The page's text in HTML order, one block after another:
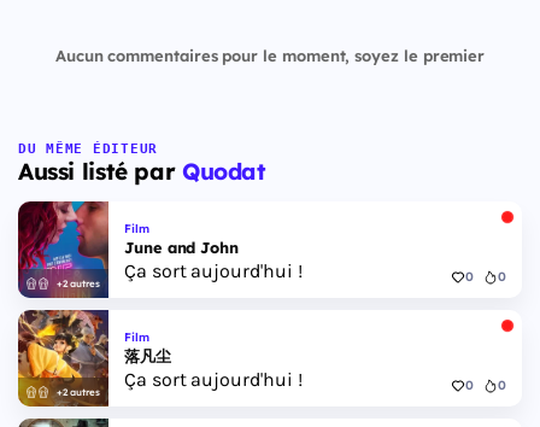
Aucun commentaires pour le moment, soyez le premier
DU MÊME ÉDITEUR
Aussi listé par Quodat
+2 autres
Film
June and John
Ça sort aujourd'hui ! 0 0
+2 autres
Film
落凡尘
Ça sort aujourd'hui ! 0 0